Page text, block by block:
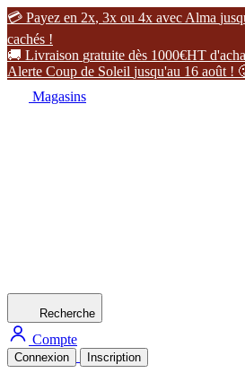
 Payez en 2x, 3x ou 4x avec Alma jusq
cachés !
 Livraison gratuite dès 1000€HT d'acha
Alerte Coup de Soleil jusqu'au 16 août !
Magasins
Recherche
Compte
Connexion Inscription